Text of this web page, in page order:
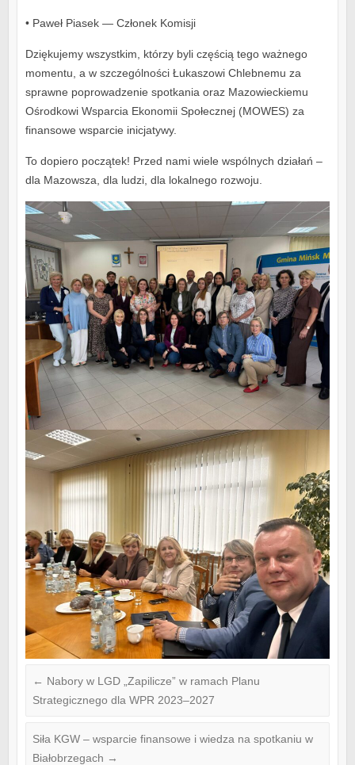
• Paweł Piasek — Członek Komisji
Dziękujemy wszystkim, którzy byli częścią tego ważnego
momentu, a w szczególności Łukaszowi Chlebnemu za
sprawne poprowadzenie spotkania oraz Mazowieckiemu
Ośrodkowi Wsparcia Ekonomii Społecznej (MOWES) za
finansowe wsparcie inicjatywy.
To dopiero początek! Przed nami wiele wspólnych działań –
dla Mazowsza, dla ludzi, dla lokalnego rozwoju.
← Nabory w LGD „Zapilicze” w ramach Planu
Strategicznego dla WPR 2023–2027
Siła KGW – wsparcie finansowe i wiedza na spotkaniu w
Białobrzegach →